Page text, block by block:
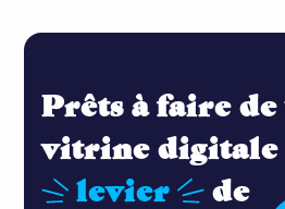
Prêts à faire
vitrine digitale
levier
de